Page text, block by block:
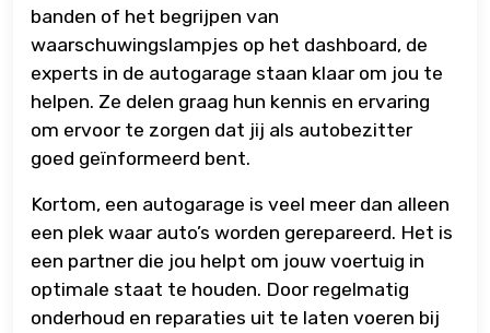
banden of het begrijpen van
waarschuwingslampjes op het dashboard, de
experts in de autogarage staan klaar om jou te
helpen. Ze delen graag hun kennis en ervaring
om ervoor te zorgen dat jij als autobezitter
goed geïnformeerd bent.
Kortom, een autogarage is veel meer dan alleen
een plek waar auto’s worden gerepareerd. Het is
een partner die jou helpt om jouw voertuig in
optimale staat te houden. Door regelmatig
onderhoud en reparaties uit te laten voeren bij